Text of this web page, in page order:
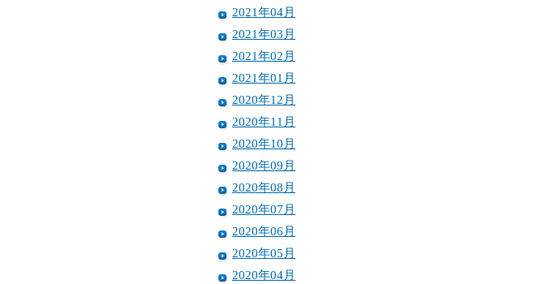
2021年04月
2021年03月
2021年02月
2021年01月
2020年12月
2020年11月
2020年10月
2020年09月
2020年08月
2020年07月
2020年06月
2020年05月
2020年04月